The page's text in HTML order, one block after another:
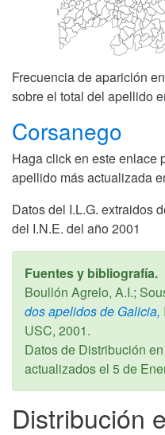
Frecuencia de aparición
sobre el total del apellido
Corsanego
Haga click en este enlace
apellido más actualizada
Datos del I.L.G. extraidos
del I.N.E. del año 2001
Fuentes y bibliografía.
Boullón Agrelo, A.I.;
dos apelidos de Galicia,
USC, 2001.
Datos de Distribución
actualizados el 5 de
Distribución